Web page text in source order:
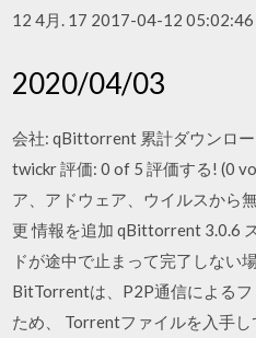
12 4月. 17 2017-04-12 05:02:46
2020/04/03
会社: qBittorrent 累計ダウンロ
twickr 評価: 0 of 5 評価する! (0
ア、アドウェア、ウイルスから
更 情報を追加 qBittorrent 3.0.6
ドが途中で止まって完了しない
BitTorrentは、P2P通信による
ため、 Torrentファイルを入手